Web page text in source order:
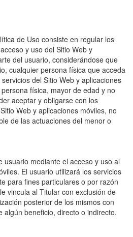
de Uso consiste en regular los
y uso del Sitio Web y
del usuario, considerándose que
cualquier persona física que acceda
del Sitio Web y aplicaciones
física, mayor de edad y no
aceptar y obligarse con los
Web y aplicaciones móviles, no
de las actuaciones del menor o
usuario mediante el acceso y uso al
El usuario utilizará los servicios
para fines particulares o por razón
vincula al Titular con exclusión de
posterior de los mismos con
algún beneficio, directo o indirecto.